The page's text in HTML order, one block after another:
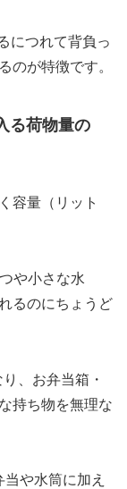
につれて背負っ
のが特徴です。
る荷物量の
容量（リット
や小さな水
るのにちょうど
、お弁当箱・
持ち物を無理な
や水筒に加え